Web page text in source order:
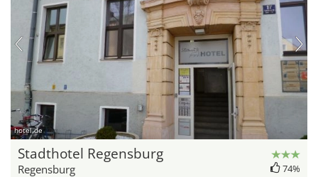
hotel.de
Stadthotel Regensburg
Regensburg 74%